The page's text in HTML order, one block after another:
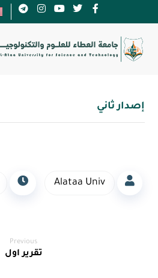
إصدار ثاني
Alataa Univ
Previous
تقرير اول